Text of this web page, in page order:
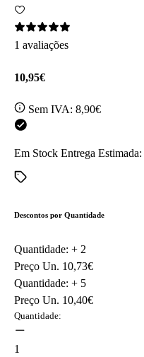
1 avaliações
10,95€
Sem IVA: 8,90€
Em Stock Entrega Estimada:
Descontos por Quantidade
Quantidade: + 2
Preço Un. 10,73€
Quantidade: + 5
Preço Un. 10,40€
Quantidade:
1